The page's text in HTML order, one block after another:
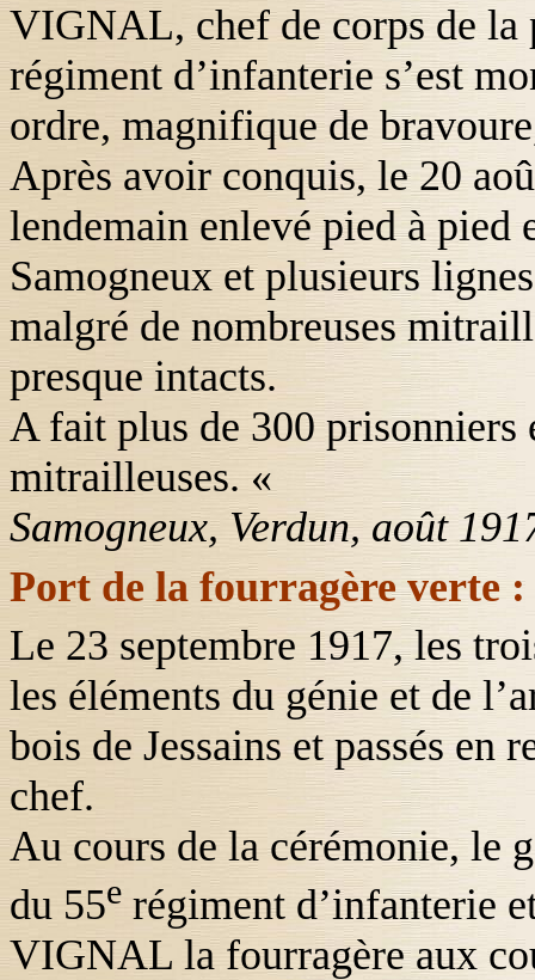
VIGNAL, chef de corps de
régiment d’infanterie s’est
ordre, magnifique de
Après avoir conquis, le 20
lendemain enlevé pied à pied
Samogneux et plusieurs
malgré de nombreuses
presque intacts.
A fait plus de 300
mitrailleuses. «
Samogneux, Verdun, août
Port de la fourragère verte :
Le 23 septembre 1917, les
les éléments du génie et de
bois de Jessains et passés en
chef.
Au cours de la cérémonie, le
du 55e régiment d’infanterie
VIGNAL la fourragère aux